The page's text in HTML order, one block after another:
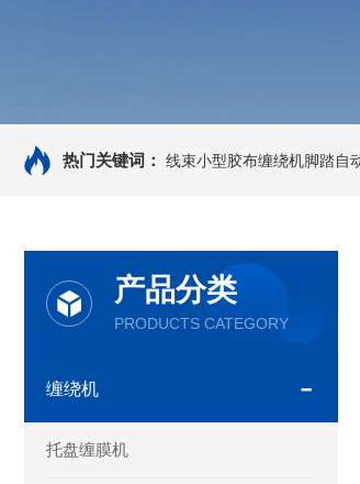
热门关键词： 线束小型胶布缠绕机脚踏自
产品分类
PRODUCTS CATEGORY
缠绕机
托盘缠膜机